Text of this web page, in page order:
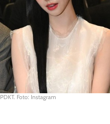
Foto: Instagram